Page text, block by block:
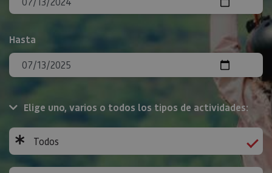
Hasta
Elige uno, varios o todos los tipos de actividades:
Todos